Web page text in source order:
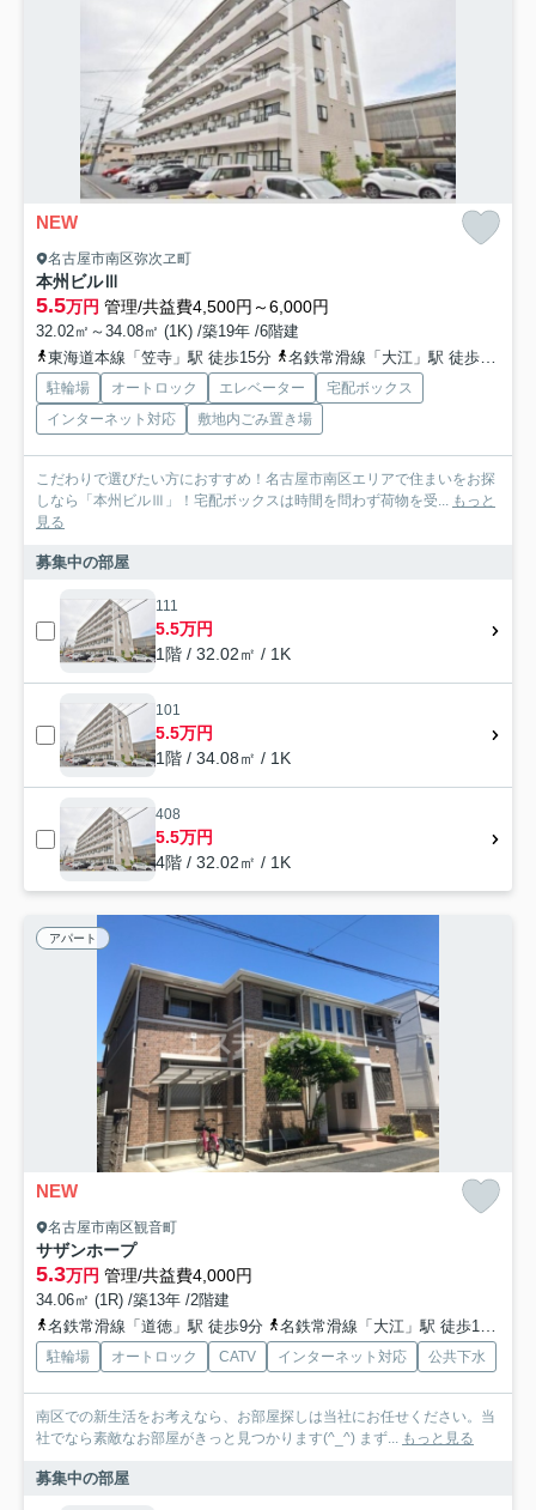
NEW
名古屋市南区弥次ヱ町
本州ビルⅢ
5.5万円 管理/共益費4,500円～6,000円
32.02㎡～34.08㎡ (1K) /築19年 /6階建
東海道本線「笠寺」駅 徒歩15分
名鉄常滑線「大江」駅 徒歩16分
駐輪場 オートロック エレベーター
宅配ボックス
インターネット対応
敷地内ごみ置き場
こだわりで選びたい方におすすめ！名古屋市南区エリアで住まいをお探
しなら「本州ビルⅢ」！宅配ボックスは時間を問わず荷物を受... もっと
見る
募集中の部屋
111
5.5万円
1階 / 32.02㎡ / 1K
101
5.5万円
1階 / 34.08㎡ / 1K
408
5.5万円
4階 / 32.02㎡ / 1K
アパート
NEW
名古屋市南区観音町
サザンホープ
5.3万円 管理/共益費4,000円
34.06㎡ (1R) /築13年 /2階建
名鉄常滑線「道徳」駅 徒歩9分
名鉄常滑線「大江」駅 徒歩13分
駐輪場 オートロック CATV インターネット対応 公共下水
南区での新生活をお考えなら、お部屋探しは当社にお任せください。当
社でなら素敵なお部屋がきっと見つかります(^_^) まず... もっと見る
募集中の部屋